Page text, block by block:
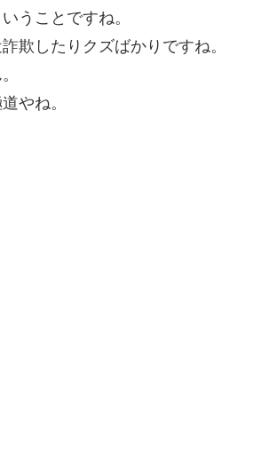
うことですね。
欺したりクズばかりですね。
やね。